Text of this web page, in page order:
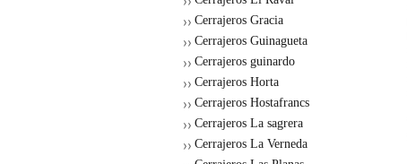
Cerrajeros Gracia
Cerrajeros Guinagueta
Cerrajeros guinardo
Cerrajeros Horta
Cerrajeros Hostafrancs
Cerrajeros La sagrera
Cerrajeros La Verneda